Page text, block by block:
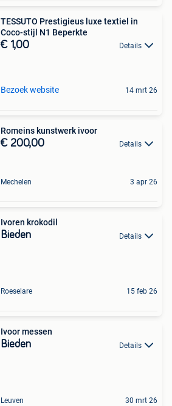
TESSUTO Prestigieus luxe textiel in
Coco-stijl N1 Beperkte
€ 1,00 Details
Bezoek website 14 mrt 26
Romeins kunstwerk ivoor
€ 200,00 Details
Mechelen 3 apr 26
Ivoren krokodil
Bieden Details
Roeselare 15 feb 26
Ivoor messen
Bieden Details
Leuven 30 mrt 26